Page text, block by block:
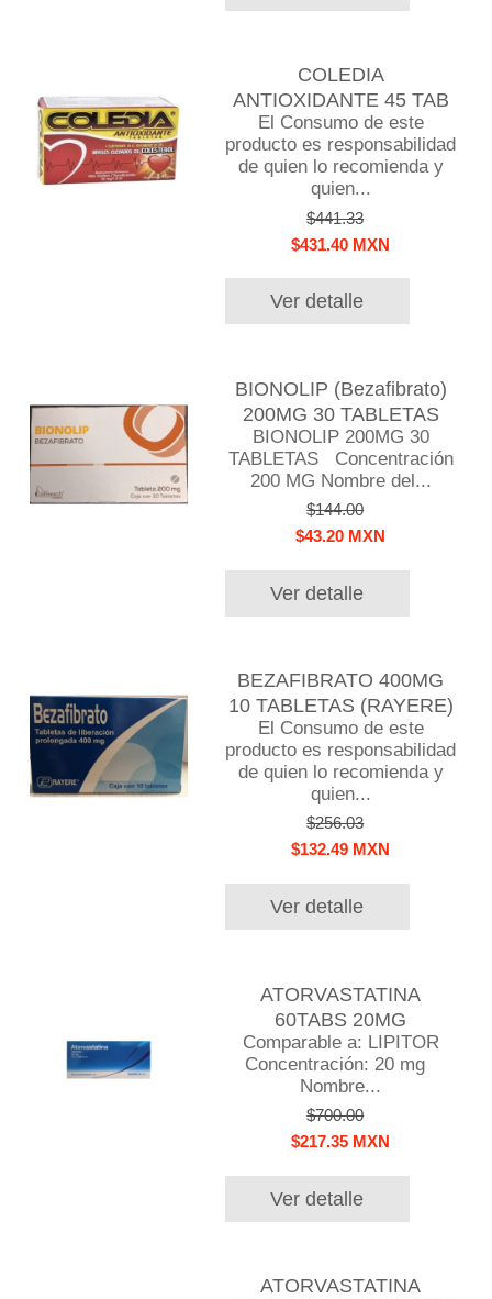
COLEDIA
ANTIOXIDANTE 45 TAB
El Consumo de este
producto es responsabilidad
de quien lo recomienda y
quien...
$441.33
$431.40 MXN
Ver detalle
BIONOLIP (Bezafibrato)
200MG 30 TABLETAS
BIONOLIP 200MG 30
TABLETAS Concentración
200 MG Nombre del...
$144.00
$43.20 MXN
Ver detalle
BEZAFIBRATO 400MG
10 TABLETAS (RAYERE)
El Consumo de este
producto es responsabilidad
de quien lo recomienda y
quien...
$256.03
$132.49 MXN
Ver detalle
ATORVASTATINA
60TABS 20MG
Comparable a: LIPITOR
Concentración: 20 mg
Nombre...
$700.00
$217.35 MXN
Ver detalle
ATORVASTATINA